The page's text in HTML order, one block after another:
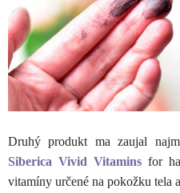
Druhý produkt ma zaujal
Siberica Vivid Vitamins for
vitamíny určené na pokožku tela